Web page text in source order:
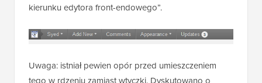
kierunku edytora front-endowego”.
Uwaga: istniał pewien opór przed umieszczeniem